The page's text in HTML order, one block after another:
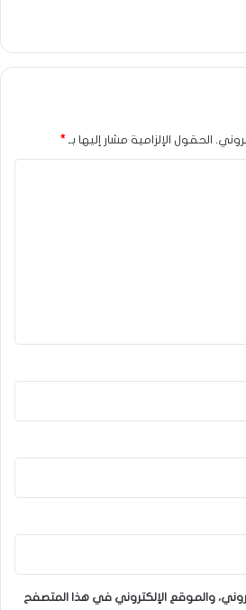
الحقول الإلزامية مشار إليها بـ *
والموقع الإلكتروني في هذا المتصفح